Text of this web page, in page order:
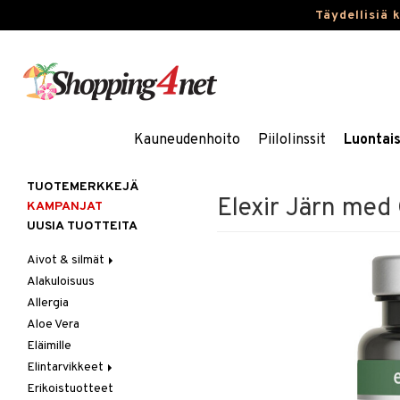
Täydellisiä
Kauneudenhoito Piilolinssit
Elexir Järn
TUOTEMERKKEJÄ
KAMPANJAT
UUSIA TUOTTEITA
Aivot & silmät
Muisti
Rasvahapot
Silmät
Alakuloisuus
Allergia
Aloe Vera
Eläimille
Elintarvikkeet
Hedelmät & pähkinät
Erikoistuotteet